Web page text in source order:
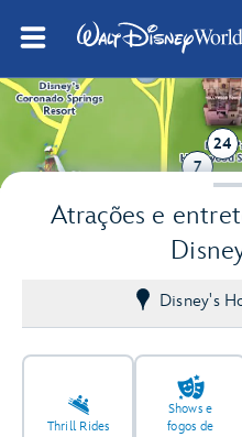
Atrações e
Disney's
Thrill Rides
Shows e
fogos de
7
24